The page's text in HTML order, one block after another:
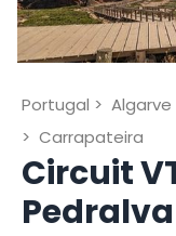
Portugal > Algarve
> Carrapateira
Circuit
Pedralva